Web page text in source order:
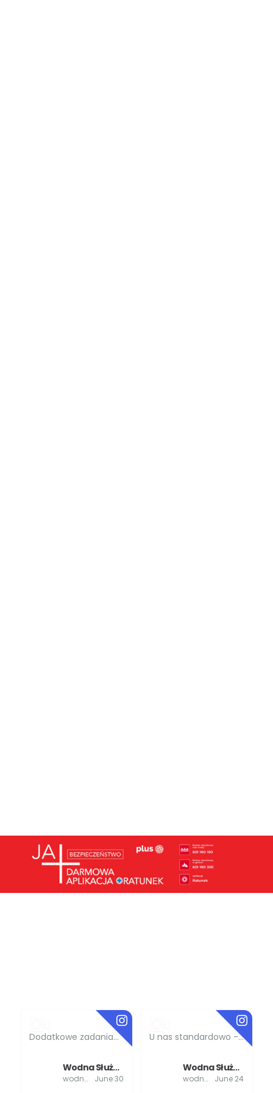
Dodatkowe zadania...
Wodna Służba Ratownicza
wodnasluzbaratownicza June 30
U nas standardowo -...
Wodna Służba Ratownicza
wodnasluzbaratownicza June 24